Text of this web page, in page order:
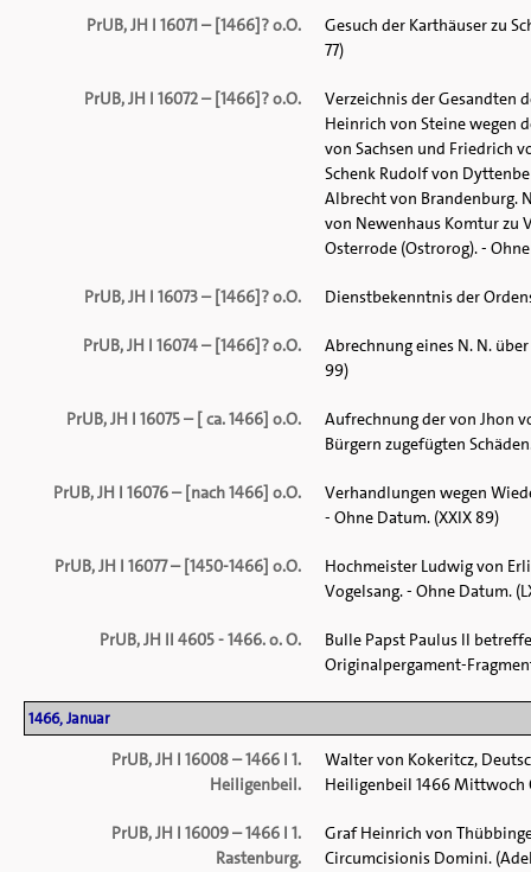
PrUB, JH I 16071 – [1466]? o.O.
Gesuch der Karthäuser zu
77)
PrUB, JH I 16072 – [1466]? o.O.
Verzeichnis der Gesandten
Heinrich von Steine wegen
von Sachsen und Friedrich
Schenk Rudolf von
Albrecht von Brandenburg.
von Newenhaus Komtur zu
Osterrode (Ostrorog). -
PrUB, JH I 16073 – [1466]? o.O. Dienstbekenntnis der
PrUB, JH I 16074 – [1466]? o.O.
Abrechnung eines N. N.
99)
PrUB, JH I 16075 – [ ca. 1466] o.O.
Aufrechnung der von Jhon
Bürgern zugefügten
PrUB, JH I 16076 – [nach 1466] o.O.
Verhandlungen wegen
- Ohne Datum. (XXIX 89)
PrUB, JH I 16077 – [1450-1466] o.O.
Hochmeister Ludwig von
Vogelsang. - Ohne Datum.
PrUB, JH II 4605 - 1466. o. O.
Bulle Papst Paulus II
Originalpergament-
1466, Januar
PrUB, JH I 16008 – 1466 I 1.
Heiligenbeil.
Walter von Kokeritcz,
Heiligenbeil 1466 Mittwoch
PrUB, JH I 16009 – 1466 I 1.
Rastenburg.
Graf Heinrich von
Circumcisionis Domini.